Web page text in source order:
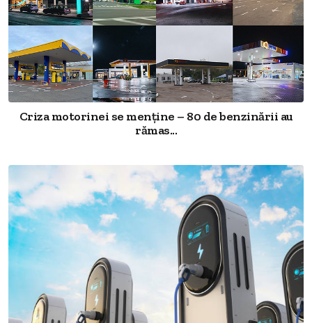
Criza motorinei se menține – 80 de benzinării au
rămas...